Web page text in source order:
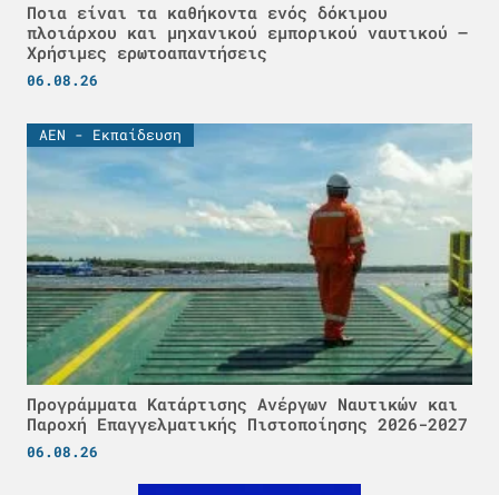
Ποια είναι τα καθήκοντα ενός δόκιμου
πλοιάρχου και μηχανικού εμπορικού ναυτικού –
Χρήσιμες ερωτοαπαντήσεις
06.08.26
ΑΕΝ - Εκπαίδευση
Προγράμματα Κατάρτισης Ανέργων Ναυτικών και
Παροχή Επαγγελματικής Πιστοποίησης 2026-2027
06.08.26